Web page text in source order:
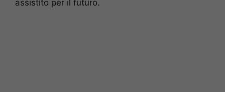
assistito per il futuro.